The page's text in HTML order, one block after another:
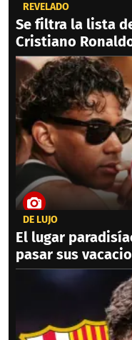
REVELADO
Se filtra la lista
Cristiano
DE LUJO
El lugar
pasar sus